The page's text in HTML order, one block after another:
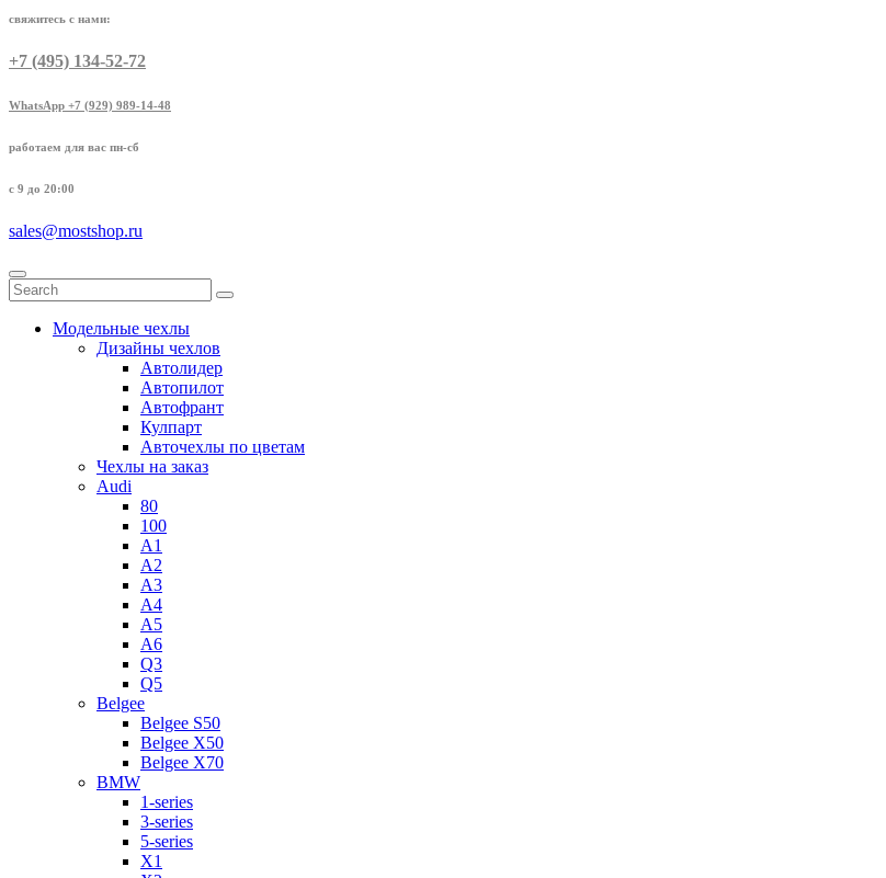
свяжитесь с нами:
+7 (495) 134-52-72
WhatsApp +7 (929) 989-14-48
работаем для вас пн-сб
с 9 до 20:00
sales@mostshop.ru
Модельные чехлы
Дизайны чехлов
Автолидер
Автопилот
Автофрант
Кулпарт
Авточехлы по цветам
Чехлы на заказ
Audi
80
100
A1
A2
A3
A4
A5
A6
Q3
Q5
Belgee
Belgee S50
Belgee X50
Belgee X70
BMW
1-series
3-series
5-series
X1